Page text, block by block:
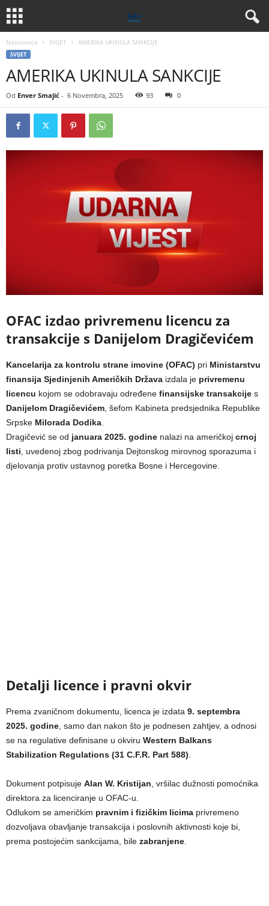
Naslovnica SVIJET AMERIKA UKINULA SANKCIJE
SVIJET
AMERIKA UKINULA SANKCIJE
Od Enver Smajić - 6 Novembra, 2025 93 0
OFAC izdao privremenu licencu za
transakcije s Danijelom Dragičevićem
Kancelarija za kontrolu strane imovine (OFAC) pri Ministarstvu
finansija Sjedinjenih Američkih Država izdala je privremenu
licencu kojom se odobravaju određene finansijske transakcije s
Danijelom Dragičevićem , šefom Kabineta predsjednika Republike
Srpske Milorada Dodika
Dragičević se od januara 2025. godine nalazi na američkoj crnoj
listi , uvedenoj zbog podrivanja Dejtonskog mirovnog sporazuma i
djelovanja protiv ustavnog poretka Bosne i Hercegovine.
Detalji licence i pravni okvir
Prema zvaničnom dokumentu, licenca je izdata 9. septembra
2025. godine , samo dan nakon što je podnesen zahtjev, a odnosi
se na regulative definisane u okviru Western Balkans
Stabilization Regulations (31 C.F.R. Part 588)
Dokument potpisuje Alan W. Kristijan , vršilac dužnosti pomoćnika
direktora za licenciranje u OFAC-u.
Odlukom se američkim pravnim i fizičkim licima privremeno
dozvoljava obavljanje transakcija i poslovnih aktivnosti koje bi,
prema postojećim sankcijama, bile zabranjene